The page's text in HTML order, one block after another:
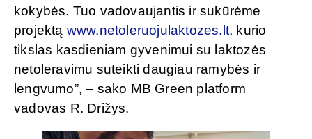
kokybės. Tuo vadovaujantis ir sukūrėme
projektą www.netoleruojulaktozes.lt, kurio
tikslas kasdieniam gyvenimui su laktozės
netoleravimu suteikti daugiau ramybės ir
lengvumo”, – sako MB Green platform
vadovas R. Drižys.